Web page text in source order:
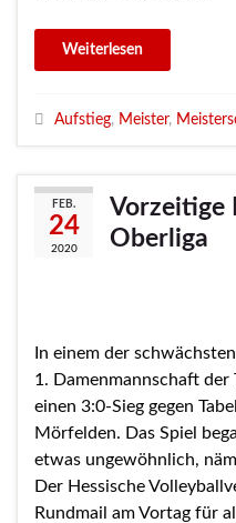
Aufstieg, Meister,
FEB.
24
2020
Vorzeitige
Oberliga
In einem der
1. Damenmannschaft der
einen 3:0-Sieg gegen
Mörfelden. Das Spiel
etwas ungewöhnlich,
Der Hessische
Rundmail am Vortag für